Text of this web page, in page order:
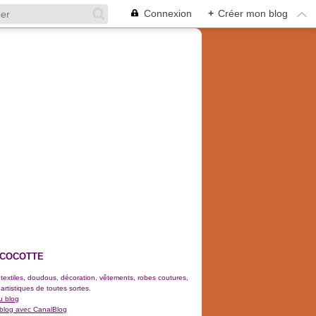
Connexion + Créer mon blog
doudous, décoration, vêtements, robes coutures,
de toutes sortes.
blog
avec CanalBlog